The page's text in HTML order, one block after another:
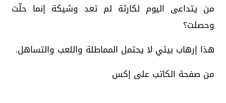
من يتداعى اليوم لكارثة لم تعد وشيكة إنما حلّت
وحصلت؟
هذا إرهاب بيئي لا يحتمل المماطلة واللعب والتساهل.
من صفحة الكاتب على إكس